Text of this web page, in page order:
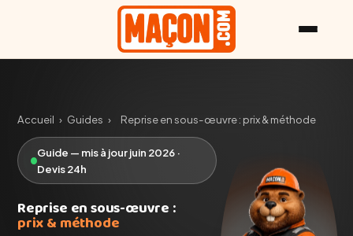
Accueil › Guides › Reprise en sous-œuvre : prix & méthode
Guide — mis à jour juin 2026 ·
Devis 24h
Reprise en sous-œuvre :
prix & méthode